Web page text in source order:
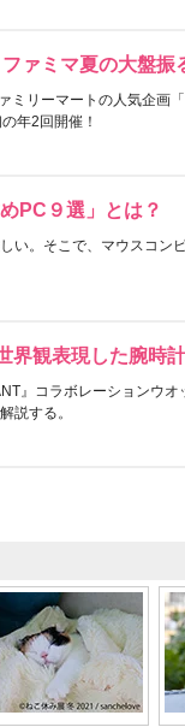
ァミマ夏の大盤振
ミリーマートの人気企画
年2回開催！
PC９選」とは？
い。そこで、マウスコン
界観表現した腕時
』コラボレーションウ
説する。